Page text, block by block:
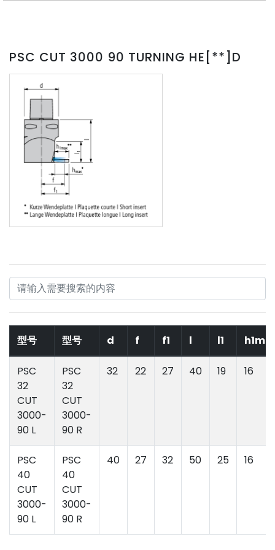
PSC CUT 3000 90 TURNING HE[**]D
型号 型号 d f f1 l l1
PSC
32
CUT
3000-
90 L
PSC
32
CUT
3000-
90 R
32 22 27 40 19 16
PSC
40
CUT
3000-
90 L
PSC
40
CUT
3000-
90 R
40 27 32 50 25 16